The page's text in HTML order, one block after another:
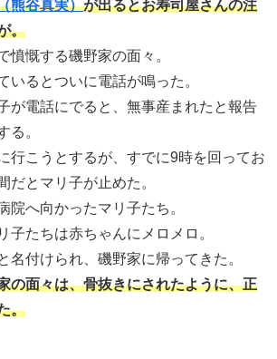
熊谷真実）が出るとお寿司屋さんの注
。
憤慨する磯野家の面々。
いるとついに電話が鳴った。
が電話にでると、無事産まれたと報告
る。
行こうとするが、すでに9時を回ってお
だとマリ子が止めた。
院へ向かったマリ子たち。
子たちは赤ちゃんにメロメロ。
名付けられ、磯野家に帰ってきた。
の面々は、骨抜きにされたように、正
。